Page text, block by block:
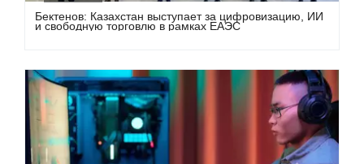
Бектенов: Казахстан выступает за цифровизацию, ИИ
и свободную торговлю в рамках ЕАЭС